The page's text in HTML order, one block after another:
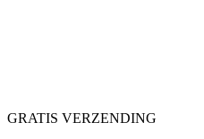
GRATIS VERZENDING